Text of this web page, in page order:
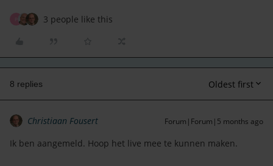
3 people like this
8 replies Oldest first
Christiaan Fousert Forum|Forum|5 months ago
Ik ben aangemeld. Hoop het live mee te kunnen maken.